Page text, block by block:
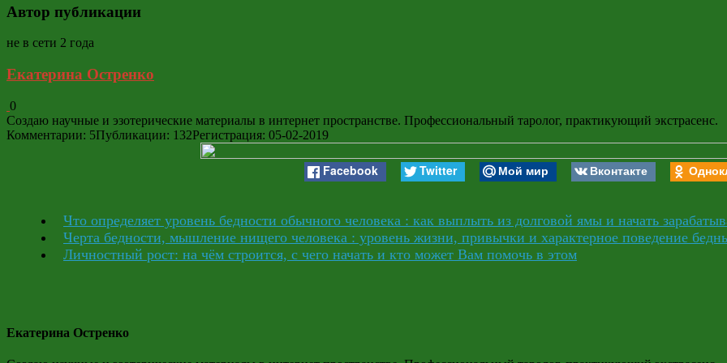
Автор публикации
не в сети 2 года
Екатерина Остренко
0
Создаю научные и эзотерические материалы в интернет пространстве. Профессиональный таролог, практикующий экстрасенс.
Комментарии: 5Публикации: 132Регистрация: 05-02-2019
Facebook Twitter Мой мир Вконтакте
Что определяет уровень бедности обычного человека : как выплыть из долговой ямы и начать
Черта бедности, мышление нищего человека : уровень жизни, привычки и характерное поведение
Личностный рост: на чём строится, с чего начать и кто может Вам помочь в этом
Екатерина Остренко